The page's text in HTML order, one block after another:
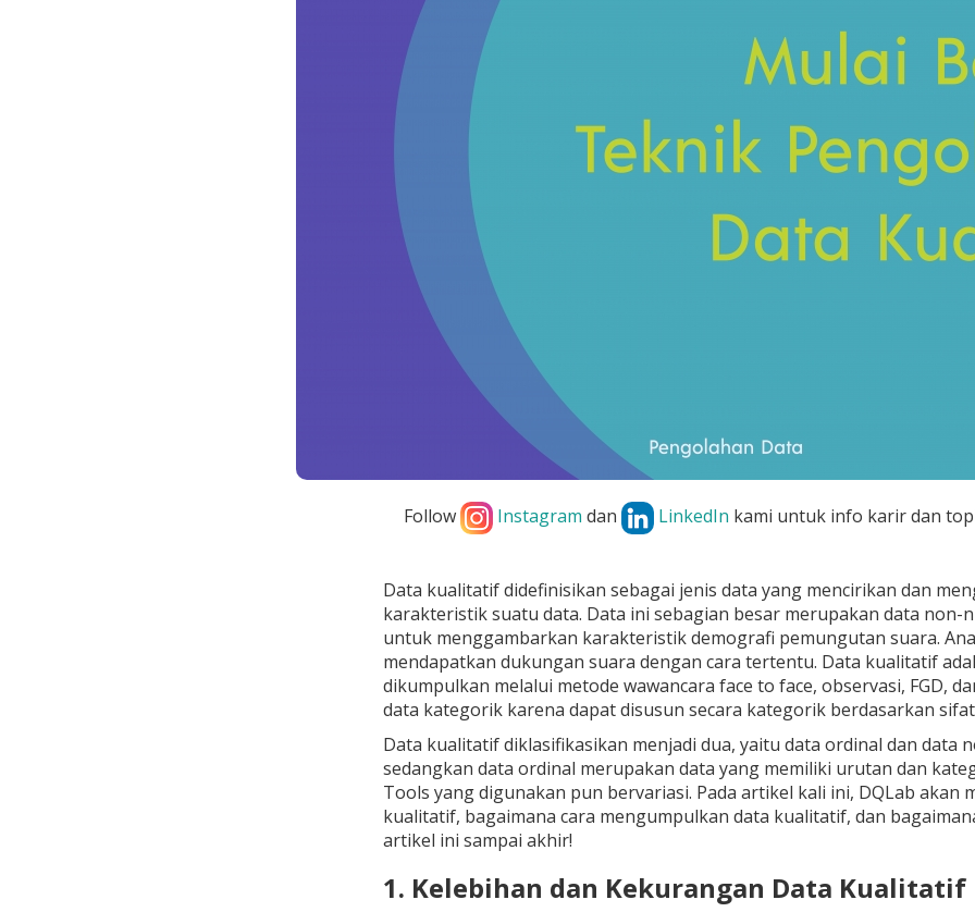
Follow Instagram dan LinkedIn kami untuk info karir dan
Data kualitatif didefinisikan sebagai jenis data yang mencirikan dan
karakteristik suatu data. Data ini sebagian besar merupakan data
untuk menggambarkan karakteristik demografi pemungutan suara.
mendapatkan dukungan suara dengan cara tertentu. Data kualitatif
dikumpulkan melalui metode wawancara face to face, observasi, FGD,
data kategorik karena dapat disusun secara kategorik berdasarkan
Data kualitatif diklasifikasikan menjadi dua, yaitu data ordinal dan data
sedangkan data ordinal merupakan data yang memiliki urutan dan
Tools yang digunakan pun bervariasi. Pada artikel kali ini, DQLab akan
kualitatif, bagaimana cara mengumpulkan data kualitatif, dan
artikel ini sampai akhir!
1. Kelebihan dan Kekurangan Data Kualitatif